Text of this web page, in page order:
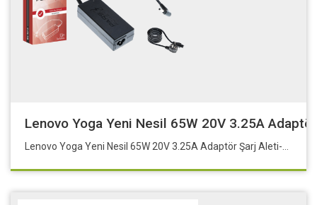
Lenovo Yoga Yeni Nesil 65W 20V 3.25A